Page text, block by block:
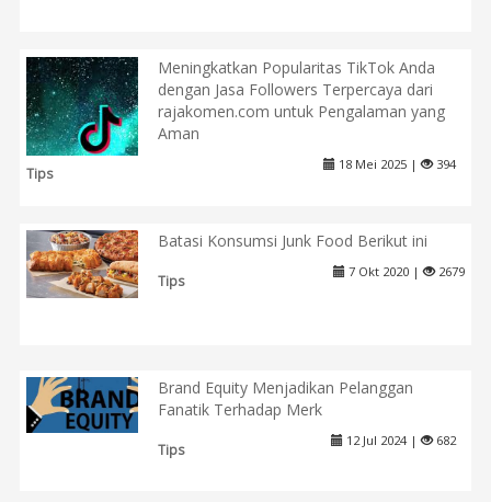
Meningkatkan Popularitas TikTok Anda
dengan Jasa Followers Terpercaya dari
rajakomen.com untuk Pengalaman yang
Aman
Tips
18 Mei 2025 | 394
Batasi Konsumsi Junk Food Berikut ini
Tips
7 Okt 2020 | 2679
Brand Equity Menjadikan Pelanggan
Fanatik Terhadap Merk
Tips
12 Jul 2024 | 682